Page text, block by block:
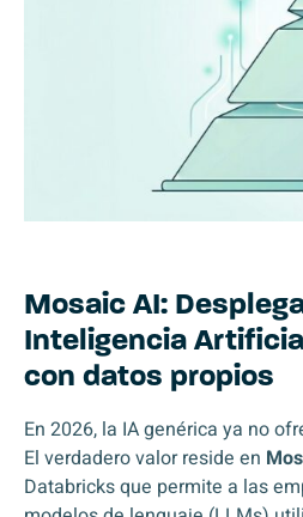
Mosaic AI:
Inteligencia
con datos propios
En 2026, la IA genérica ya no
El verdadero valor reside en
Databricks que permite a las